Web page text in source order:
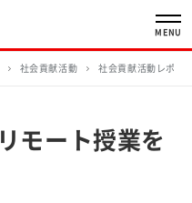
MENU
社会貢献活動 社会貢献活動レポー
モート授業を